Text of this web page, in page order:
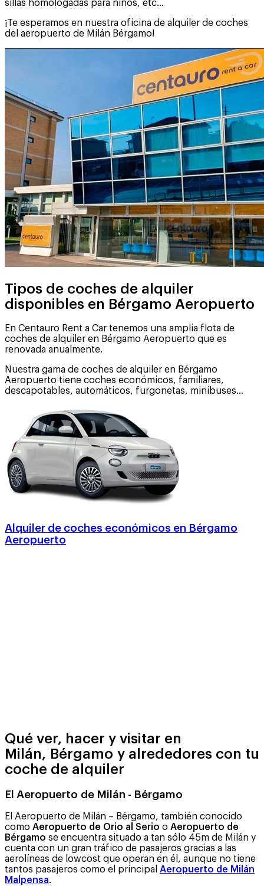
sillas homologadas para niños, etc...
¡Te esperamos en nuestra oficina de alquiler de coches
del aeropuerto de Milán Bérgamo!
Tipos de coches de alquiler
disponibles en Bérgamo Aeropuerto
En Centauro Rent a Car tenemos una amplia flota de
coches de alquiler en Bérgamo Aeropuerto que es
renovada anualmente.
Nuestra gama de coches de alquiler en Bérgamo
Aeropuerto tiene coches económicos, familiares,
descapotables, automáticos, furgonetas, minibuses...
Alquiler de coches económicos en Bérgamo
Aeropuerto
Qué ver, hacer y visitar en
Milán, Bérgamo y alrededores con tu
coche de alquiler
El Aeropuerto de Milán - Bérgamo
El Aeropuerto de Milán – Bérgamo, también conocido
como Aeropuerto de Orio al Serio o Aeropuerto de
Bérgamo se encuentra situado a tan sólo 45m de Milán y
cuenta con un gran tráfico de pasajeros gracias a las
aerolíneas de lowcost que operan en él, aunque no tiene
tantos pasajeros como el principal Aeropuerto de Milán
Malpensa.